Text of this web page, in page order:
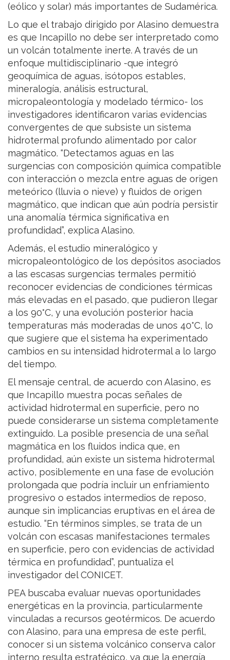
(eólico y solar) más importantes de Sudamérica.
Lo que el trabajo dirigido por Alasino demuestra
es que Incapillo no debe ser interpretado como
un volcán totalmente inerte. A través de un
enfoque multidisciplinario -que integró
geoquímica de aguas, isótopos estables,
mineralogía, análisis estructural,
micropaleontología y modelado térmico- los
investigadores identificaron varias evidencias
convergentes de que subsiste un sistema
hidrotermal profundo alimentado por calor
magmático. “Detectamos aguas en las
surgencias con composición química compatible
con interacción o mezcla entre aguas de origen
meteórico (lluvia o nieve) y fluidos de origen
magmático, que indican que aún podría persistir
una anomalía térmica significativa en
profundidad”, explica Alasino.
Además, el estudio mineralógico y
micropaleontológico de los depósitos asociados
a las escasas surgencias termales permitió
reconocer evidencias de condiciones térmicas
más elevadas en el pasado, que pudieron llegar
a los 90°C, y una evolución posterior hacia
temperaturas más moderadas de unos 40°C, lo
que sugiere que el sistema ha experimentado
cambios en su intensidad hidrotermal a lo largo
del tiempo.
El mensaje central, de acuerdo con Alasino, es
que Incapillo muestra pocas señales de
actividad hidrotermal en superficie, pero no
puede considerarse un sistema completamente
extinguido. La posible presencia de una señal
magmática en los fluidos indica que, en
profundidad, aún existe un sistema hidrotermal
activo, posiblemente en una fase de evolución
prolongada que podría incluir un enfriamiento
progresivo o estados intermedios de reposo,
aunque sin implicancias eruptivas en el área de
estudio. “En términos simples, se trata de un
volcán con escasas manifestaciones termales
en superficie, pero con evidencias de actividad
térmica en profundidad”, puntualiza el
investigador del CONICET.
PEA buscaba evaluar nuevas oportunidades
energéticas en la provincia, particularmente
vinculadas a recursos geotérmicos. De acuerdo
con Alasino, para una empresa de este perfil,
conocer si un sistema volcánico conserva calor
interno resulta estratégico, ya que la energía